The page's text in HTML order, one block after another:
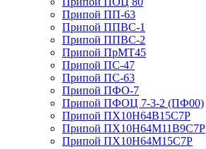
Припой ПП-63
Припой ППВС-1
Припой ППВС-2
Припой ПрМТ45
Припой ПС-47
Припой ПС-63
Припой ПФО-7
Припой ПФОЦ 7-3-2 (ПФ00)
Припой ПХ10Н64В15С7Р
Припой ПХ10Н64М11В9С7Р
Припой ПХ10Н64М15С7Р